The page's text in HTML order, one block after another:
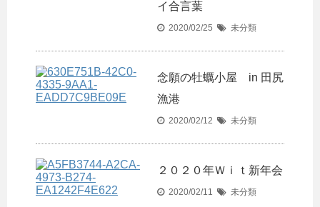
イ合言葉
2020/02/25 未分類
念願の牡蠣小屋 in 田尻
漁港
2020/02/12 未分類
２０２０年Ｗｉｔ新年会
2020/02/11 未分類